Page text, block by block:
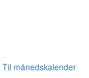
Til månedskalender